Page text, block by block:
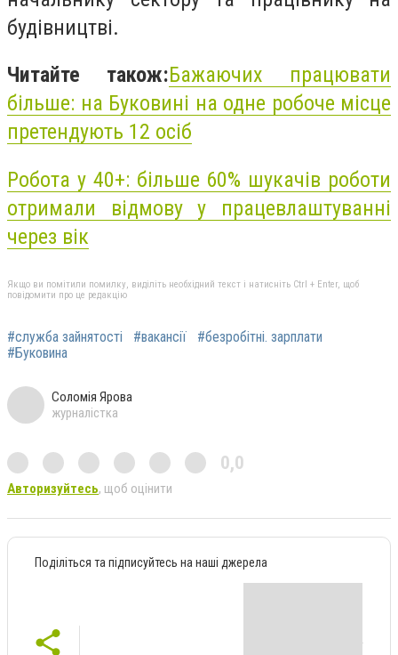
будівництві.
Читайте також:Бажаючих працювати
більше: на Буковині на одне робоче місце
претендують 12 осіб
Робота у 40+: більше 60% шукачів роботи
отримали відмову у працевлаштуванні
через вік
Якщо ви помітили помилку, виділіть необхідний текст і натисніть Ctrl + Enter, щоб
повідомити про це редакцію
#служба зайнятості #вакансії
#безробітні. зарплати
#Буковина
Соломія Ярова
журналістка
0,0
Авторизуйтесь, щоб оцінити
Поділіться та підписуйтесь на наші джерела